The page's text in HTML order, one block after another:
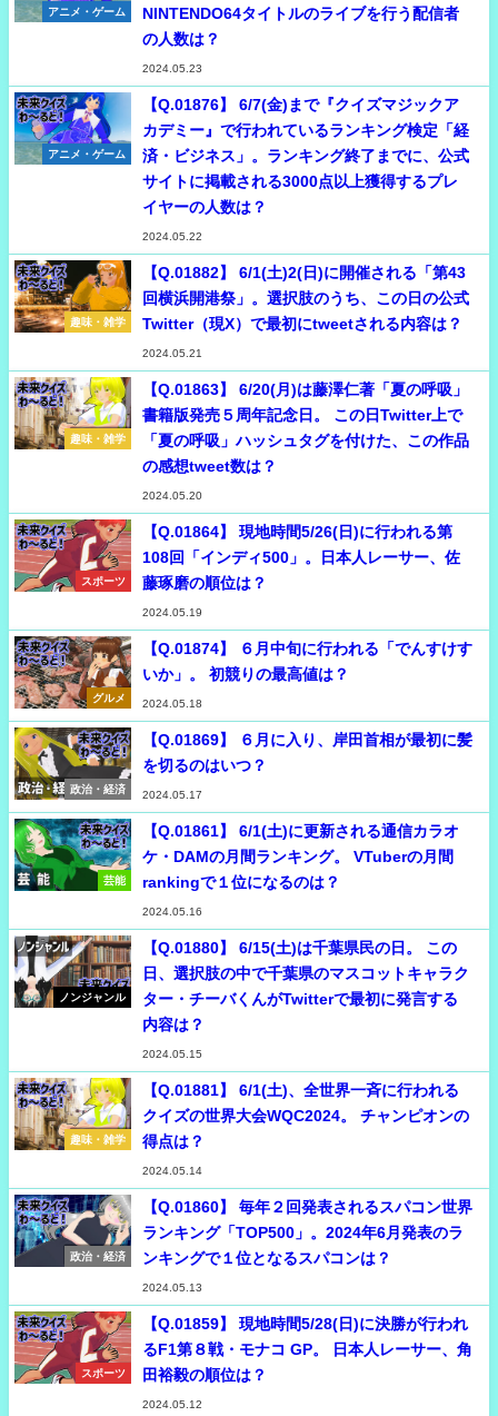
アニメ・ゲーム
NINTENDO64タイトルのライブを行う配信者
の人数は？
2024.05.23
アニメ・ゲーム
【Q.01876】 6/7(金)まで『クイズマジックア
カデミー』で行われているランキング検定「経
済・ビジネス」。ランキング終了までに、公式
サイトに掲載される3000点以上獲得するプレ
イヤーの人数は？
2024.05.22
趣味・雑学
【Q.01882】 6/1(土)2(日)に開催される「第43
回横浜開港祭」。選択肢のうち、この日の公式
Twitter（現X）で最初にtweetされる内容は？
2024.05.21
趣味・雑学
【Q.01863】 6/20(月)は藤澤仁著「夏の呼吸」
書籍版発売５周年記念日。 この日Twitter上で
「夏の呼吸」ハッシュタグを付けた、この作品
の感想tweet数は？
2024.05.20
スポーツ
【Q.01864】 現地時間5/26(日)に行われる第
108回「インディ500」。日本人レーサー、佐
藤琢磨の順位は？
2024.05.19
グルメ
【Q.01874】 ６月中旬に行われる「でんすけす
いか」。 初競りの最高値は？
2024.05.18
政治・経済
【Q.01869】 ６月に入り、岸田首相が最初に髪
を切るのはいつ？
2024.05.17
芸能
【Q.01861】 6/1(土)に更新される通信カラオ
ケ・DAMの月間ランキング。 VTuberの月間
rankingで１位になるのは？
2024.05.16
ノンジャンル
【Q.01880】 6/15(土)は千葉県民の日。 この
日、選択肢の中で千葉県のマスコットキャラク
ター・チーバくんがTwitterで最初に発言する
内容は？
2024.05.15
趣味・雑学
【Q.01881】 6/1(土)、全世界一斉に行われる
クイズの世界大会WQC2024。 チャンピオンの
得点は？
2024.05.14
政治・経済
【Q.01860】 毎年２回発表されるスパコン世界
ランキング「TOP500」。2024年6月発表のラ
ンキングで１位となるスパコンは？
2024.05.13
スポーツ
【Q.01859】 現地時間5/28(日)に決勝が行われ
るF1第８戦・モナコ GP。 日本人レーサー、角
田裕毅の順位は？
2024.05.12